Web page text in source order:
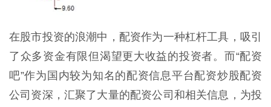
在股市投资的浪潮中，配资作为一种杠杆工具，吸引
了众多资金有限但渴望更大收益的投资者。而“配资
吧”作为国内较为知名的配资信息平台配资炒股配资
公司资深，汇聚了大量的配资公司和相关信息，为投